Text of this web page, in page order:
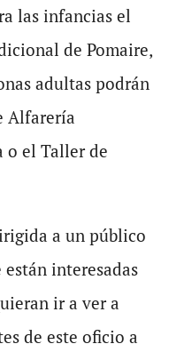
las infancias el
de Pomaire,
adultas podrán
Alfarería
o el Taller de
a un público
están interesadas
ir a ver a
de este oficio a